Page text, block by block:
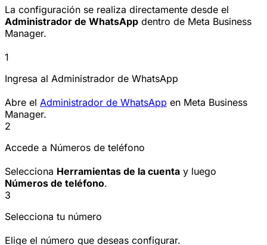
La configuración se realiza directamente desde el
Administrador de WhatsApp dentro de Meta Business
Manager.
1
Ingresa al Administrador de WhatsApp
Abre el Administrador de WhatsApp en Meta Business
Manager.
2
Accede a Números de teléfono
Selecciona Herramientas de la cuenta y luego
Números de teléfono.
3
Selecciona tu número
Elige el número que deseas configurar.